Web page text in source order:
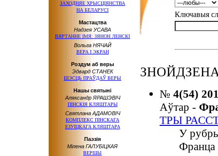
ЗАХОДНЯЕ ХРЫСЦІЯНСТВА
НА БЕЛАРУСІ
Мастацтва
Надзея УСАВА
ВЯРТАННЕ ІМЯ: ЗЯНОН ЛЕНСКІ
Вольга НЯЧАЙ
ВЕРА І ЭКРАН
Роздум аб веры
Эдвард СТАНЕК
ШЭСЦЬ ПРАЎДАЎ ВЕРЫ
Нашы святыні
Аляксандр ЯРАШЭВІЧ
ПІНСКІЯ КЛЯШТАРЫ
Святлана АДАМОВІЧ
КОМПЛЕКС ПІНСКАГА
ЕЗУІЦКАГА КЛЯШТАРА
Паэзія
Мілена ГАЛУБІЦКАЯ
ВЕРШЫ
Ключавыя
№ 4(54)
Аўтар -
ТРЫ
У
Франца